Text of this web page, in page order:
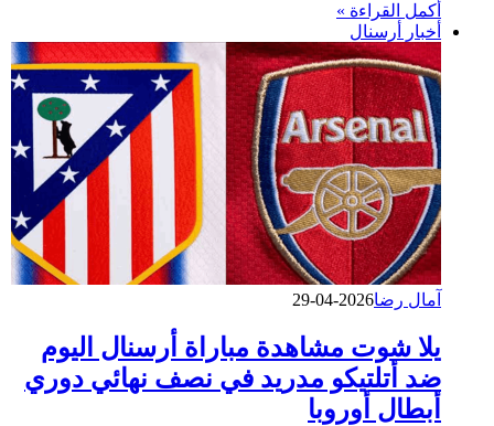
أكمل القراءة »
أخبار أرسنال
آمال رضا2026-04-29
يلا شوت مشاهدة مباراة أرسنال اليوم
ضد أتلتيكو مدريد في نصف نهائي دوري
أبطال أوروبا